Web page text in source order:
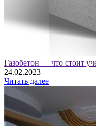
Газобетон — что стоит
24.02.2023
Читать далее